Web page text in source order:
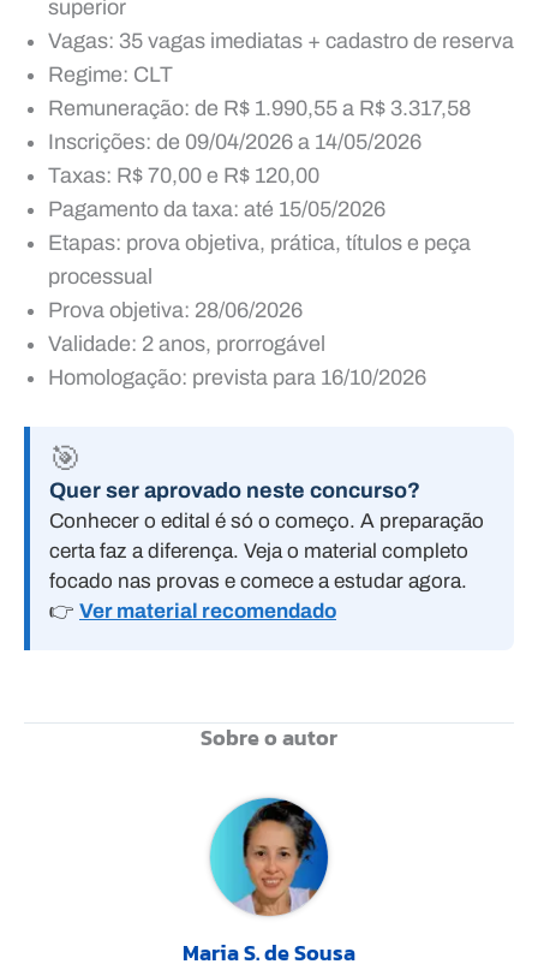
superior
Vagas: 35 vagas imediatas + cadastro de reserva
Regime: CLT
Remuneração: de R$ 1.990,55 a R$ 3.317,58
Inscrições: de 09/04/2026 a 14/05/2026
Taxas: R$ 70,00 e R$ 120,00
Pagamento da taxa: até 15/05/2026
Etapas: prova objetiva, prática, títulos e peça
processual
Prova objetiva: 28/06/2026
Validade: 2 anos, prorrogável
Homologação: prevista para 16/10/2026
🎯
Quer ser aprovado neste concurso?
Conhecer o edital é só o começo. A preparação
certa faz a diferença. Veja o material completo
focado nas provas e comece a estudar agora.
👉 Ver material recomendado
Sobre o autor
Maria S. de Sousa